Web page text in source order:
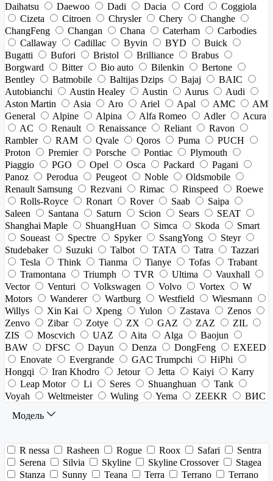
Daihatsu
Daewoo Dadi Dacia Cord
Coggiola
Cizeta
Citroen Chrysler Chery
Changhe
ChangFeng
Changan Chana Caterham
Carbodies
Callaway
Cadillac Byvin BYD
Buick
Bugatti
Bufori Bristol Brilliance
Brabus
Borgward
Bitter Bio auto Bilenkin
Bertone
Bentley
Batmobile Baltijas Dzips Bajaj
BAIC
Autobianchi
Austin Healey Austin Aurus
Audi
Aston Martin
Asia Aro Ariel Apal AMC
AM
General
Alpine Alpina Alfa Romeo Adler
Acura
AC
Renault Renaissance Reliant
Ravon
Rambler
RAM Qvale Qoros Puma
PUCH
Proton
Premier Porsche Pontiac
Plymouth
Piaggio
PGO Opel Osca Packard
Pagani
Panoz
Perodua Peugeot Noble
Oldsmobile
Renault Samsung
Rezvani Rimac Rinspeed
Roewe
Rolls-Royce
Ronart Rover Saab
Saipa
Saleen
Santana Saturn Scion Sears
SEAT
Shanghai Maple
ShuangHuan Simca Skoda
Smart
Soueast
Spectre Spyker SsangYong
Steyr
Studebaker
Suzuki Talbot TATA Tatra
Tazzari
Tesla
Think Tianma Tianye Tofas
Trabant
Tramontana
Triumph TVR Ultima
Vauxhall
Vector
Venturi Volkswagen Volvo Vortex
W
Motors
Wanderer Wartburg Westfield
Wiesmann
Willys
Xin Kai Xpeng Yulon Zastava
Zenos
Zenvo
Zibar Zotye ZX GAZ ZAZ
ZIL
ZIS
Moscvich UAZ Aita Alga
Baojun
BAW
DFSC Dayun Denza DongFeng
EXEED
Enovate
Evergrande GAC Trumpchi
HiPhi
Hongqi
Iran Khodro Jetour Jetta Kaiyi
Karry
Leap Motor
Li Seres Shuanghuan
Tank
Voyah
Weltmeister Wuling Yema ZEEKR
ВИС
Модель
R nessa Rasheen Rogue Roox Safari
Sentra
Serena
Silvia Skyline Skyline Crossover
Stagea
Stanza
Sunny Teana Terra Terrano
Terrano